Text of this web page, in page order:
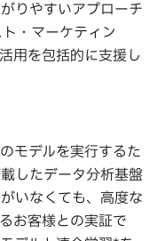
りやすいアプローチ
・マーケティン
用を包括的に支援し
モデルを実行するた
したデータ分析基盤
いなくても、高度な
お客様との実証で